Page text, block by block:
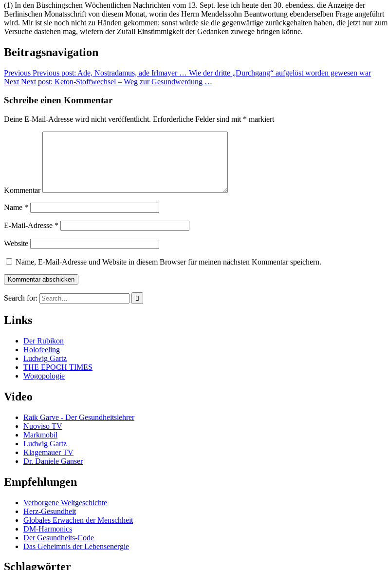
(1) In den Büschingschen Wöchentlichen Nachrichten vom 13. Sept. lese ich heute den 30. ebendess. die Anzeige der
Berlinischen Monatsschrift von diesem Monat, worin des Herrn Mendelssohn Beantwortung ebenderselben Frage angeführt
wird. Mir ist sie noch nicht zu Händen gekommen; sonst würde sie die gegenwärtige zurückgehalten haben, die jetzt nur zum
Versuche dastehen mag, wiefern der Zufall Einstimmigkeit der Gedanken zuwege bringen könne.
Beitragsnavigation
Previous Previous post: Ade, Nostradamus, ade Irlmayer … Wie der dritte „Durchgang“ aufgelöst worden gewesen war
Next Next post: Keton-Stoffwechsel – Weg zur Gesundwerdung …
Schreibe einen Kommentar
Deine E-Mail-Adresse wird nicht veröffentlicht. Erforderliche Felder sind mit * markiert
Kommentar
Name *
E-Mail-Adresse *
Website
Name, E-Mail-Adresse und Website in diesem Browser für meinen nächsten Kommentar speichern.
Search for:
Links
Der Rubikon
Holofeeling
Ludwig Gartz
THE EPOCH TIMES
Wogopologie
Video
Raik Garve - Der Gesundheitslehrer
Nuoviso TV
Markmobil
Ludwig Gartz
Klagemauer TV
Dr. Daniele Ganser
Empfehlungen
Verborgene Weltgeschichte
Herz-Gesundheit
Globales Erwachen der Menschheit
DM-Harmonics
Der Gesundheits-Code
Das Geheimnis der Lebensenergie
Schlagwörter